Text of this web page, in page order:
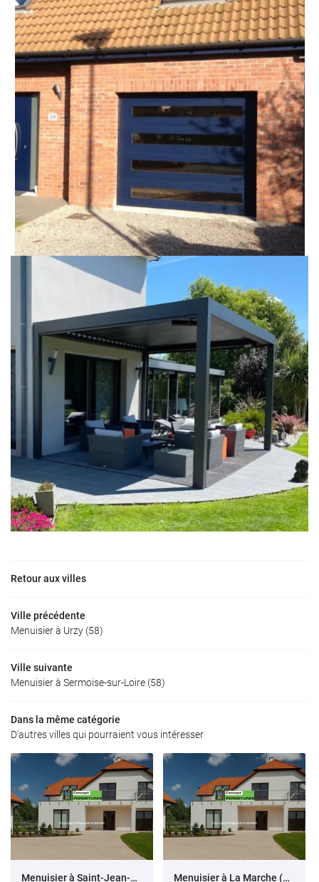
Retour aux villes
Ville précédente
Menuisier à Urzy (58)
Ville suivante
Menuisier à Sermoise-sur-Loire (58)
Dans la même catégorie
D'autres villes qui pourraient vous intéresser
Menuisier à Saint-Jean-aux-Amognes (58) Menuisier à La Marche (58)